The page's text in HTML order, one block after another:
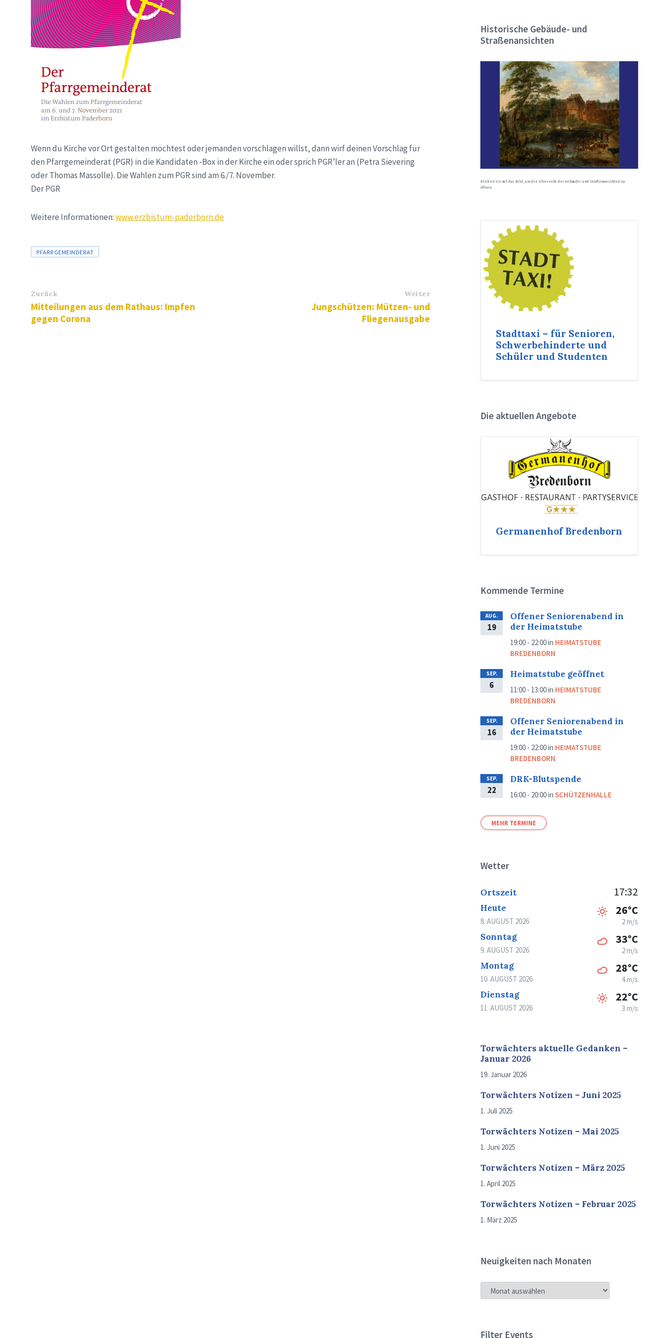
Wenn du Kirche vor Ort gestalten möchtest oder jemanden vorschlagen willst, dann wirf deinen Vorschlag für
den Pfarrgemeinderat (PGR) in die Kandidaten -Box in der Kirche ein oder sprich PGR’ler an (Petra Sievering
oder Thomas Massolle). Die Wahlen zum PGR sind am 6./7. November.
Der PGR
Weitere Informationen:www.erzbistum-paderborn.de
Tags
PFARRGEMEINDERAT
Zurück
Mitteilungen aus dem Rathaus: Impfen
gegen Corona
Weiter
Jungschützen: Mützen- und
Fliegenausgabe
Historische Gebäude- und
Straßenansichten
Klicken Sie auf das Bild, um die Übersicht der Gebäude- und Straßenansichten zu
öffnen.
Stadttaxi – für Senioren,
Schwerbehinderte und
Schüler und Studenten
Die aktuellen Angebote
Germanenhof Bredenborn
Kommende Termine
AUG.
19
Offener Seniorenabend in
der Heimatstube
19:00 - 22:00in HEIMATSTUBE
BREDENBORN
SEP.
6
Heimatstube geöffnet
11:00 - 13:00in HEIMATSTUBE
BREDENBORN
SEP.
16
Offener Seniorenabend in
der Heimatstube
19:00 - 22:00in HEIMATSTUBE
BREDENBORN
SEP.
22
DRK-Blutspende
16:00 - 20:00inSCHÜTZENHALLE
MEHR TERMINE
Wetter
Ortszeit 17:32
Heute
8. AUGUST 2026
26°C
2 m/s
Sonntag
9. AUGUST 2026
33°C
2 m/s
Montag
10. AUGUST 2026
28°C
4 m/s
Dienstag
11. AUGUST 2026
22°C
3 m/s
Torwächters aktuelle Gedanken –
Januar 2026
19. Januar 2026
Torwächters Notizen – Juni 2025
1. Juli 2025
Torwächters Notizen – Mai 2025
1. Juni 2025
Torwächters Notizen – März 2025
1. April 2025
Torwächters Notizen – Februar 2025
1. März 2025
Neuigkeiten nach Monaten
NEUIGKEITEN
NACH
Filter Events